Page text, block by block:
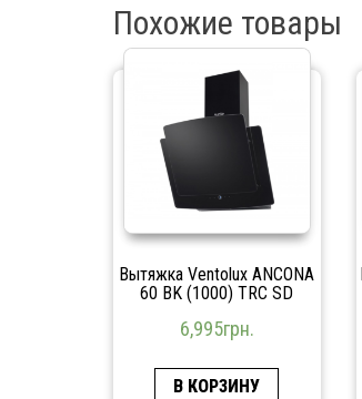
Похожие товары
Вытяжка Ventolux ANCONA
60 BK (1000) TRC SD
6,995грн.
В КОРЗИНУ